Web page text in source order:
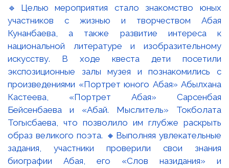
🔹Целью мероприятия стало знакомство юных
участников с жизнью и творчеством Абая
Кунанбаева, а также развитие интереса к
национальной литературе и изобразительному
искусству. В ходе квеста дети посетили
экспозиционные залы музея и познакомились с
произведениями «Портрет юного Абая» Абылхана
Кастеева, «Портрет Абая» Сарсенбая
Бейсенбаева и «Абай. Мыслитель» Токболата
Тогысбаева, что позволило им глубже раскрыть
образ великого поэта. 🔸Выполняя увлекательные
задания, участники проверили свои знания
биографии Абая, его «Слов назидания» и